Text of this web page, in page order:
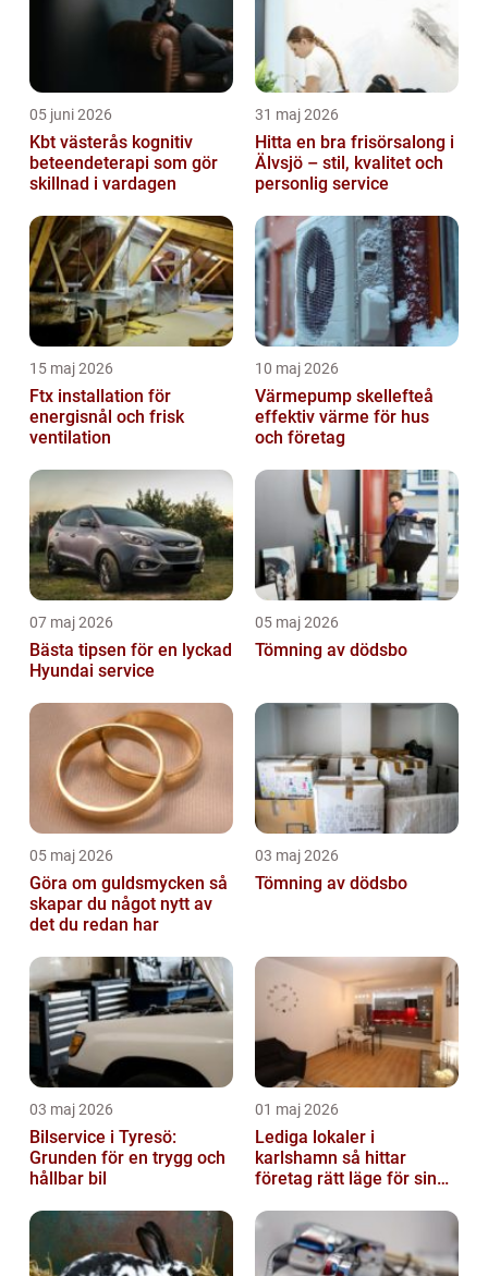
05 juni 2026
Kbt västerås kognitiv
beteendeterapi som gör
skillnad i vardagen
31 maj 2026
Hitta en bra frisörsalong i
Älvsjö – stil, kvalitet och
personlig service
15 maj 2026
Ftx installation för
energisnål och frisk
ventilation
10 maj 2026
Värmepump skellefteå
effektiv värme för hus
och företag
07 maj 2026
Bästa tipsen för en lyckad
Hyundai service
05 maj 2026
Tömning av dödsbo
05 maj 2026
Göra om guldsmycken så
skapar du något nytt av
det du redan har
03 maj 2026
Tömning av dödsbo
03 maj 2026
Bilservice i Tyresö:
Grunden för en trygg och
hållbar bil
01 maj 2026
Lediga lokaler i
karlshamn så hittar
företag rätt läge för sin